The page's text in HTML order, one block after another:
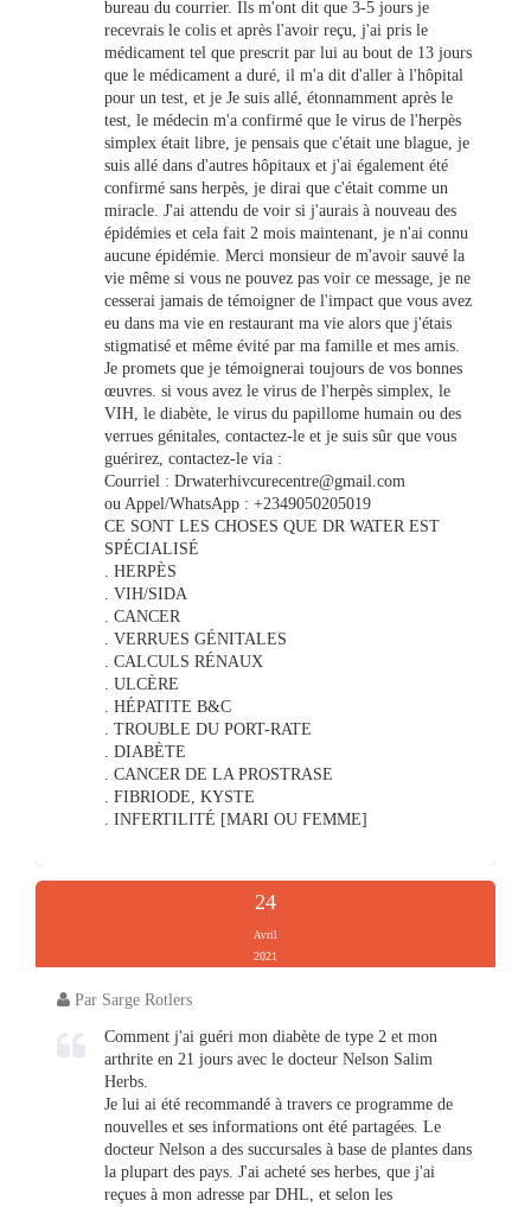
bureau du courrier. Ils m'ont dit que 3-5 jours je
recevrais le colis et après l'avoir reçu, j'ai pris le
médicament tel que prescrit par lui au bout de 13 jours
que le médicament a duré, il m'a dit d'aller à l'hôpital
pour un test, et je Je suis allé, étonnamment après le
test, le médecin m'a confirmé que le virus de l'herpès
simplex était libre, je pensais que c'était une blague, je
suis allé dans d'autres hôpitaux et j'ai également été
confirmé sans herpès, je dirai que c'était comme un
miracle. J'ai attendu de voir si j'aurais à nouveau des
épidémies et cela fait 2 mois maintenant, je n'ai connu
aucune épidémie. Merci monsieur de m'avoir sauvé la
vie même si vous ne pouvez pas voir ce message, je ne
cesserai jamais de témoigner de l'impact que vous avez
eu dans ma vie en restaurant ma vie alors que j'étais
stigmatisé et même évité par ma famille et mes amis.
Je promets que je témoignerai toujours de vos bonnes
œuvres. si vous avez le virus de l'herpès simplex, le
VIH, le diabète, le virus du papillome humain ou des
verrues génitales, contactez-le et je suis sûr que vous
guérirez, contactez-le via :
Courriel : Drwaterhivcurecentre@gmail.com
ou Appel/WhatsApp : +2349050205019
CE SONT LES CHOSES QUE DR WATER EST
SPÉCIALISÉ
. HERPÈS
. VIH/SIDA
. CANCER
. VERRUES GÉNITALES
. CALCULS RÉNAUX
. ULCÈRE
. HÉPATITE B&C
. TROUBLE DU PORT-RATE
. DIABÈTE
. CANCER DE LA PROSTRASE
. FIBRIODE, KYSTE
. INFERTILITÉ [MARI OU FEMME]
24
Avril
2021
Par Sarge Rotlers
Comment j'ai guéri mon diabète de type 2 et mon
arthrite en 21 jours avec le docteur Nelson Salim
Herbs.
Je lui ai été recommandé à travers ce programme de
nouvelles et ses informations ont été partagées. Le
docteur Nelson a des succursales à base de plantes dans
la plupart des pays. J'ai acheté ses herbes, que j'ai
reçues à mon adresse par DHL, et selon les